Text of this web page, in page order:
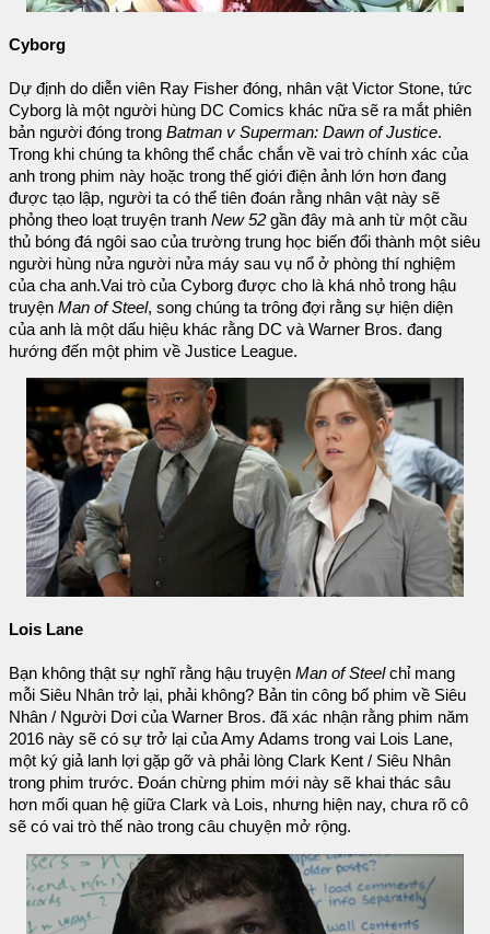
Cyborg
Dự định do diễn viên Ray Fisher đóng, nhân vật Victor Stone, tức
Cyborg là một người hùng DC Comics khác nữa sẽ ra mắt phiên
bản người đóng trong Batman v Superman: Dawn of Justice.
Trong khi chúng ta không thể chắc chắn về vai trò chính xác của
anh trong phim này hoặc trong thế giới điện ảnh lớn hơn đang
được tạo lập, người ta có thể tiên đoán rằng nhân vật này sẽ
phỏng theo loạt truyện tranh New 52 gần đây mà anh từ một cầu
thủ bóng đá ngôi sao của trường trung học biến đổi thành một siêu
người hùng nửa người nửa máy sau vụ nổ ở phòng thí nghiệm
của cha anh.Vai trò của Cyborg được cho là khá nhỏ trong hậu
truyện Man of Steel, song chúng ta trông đợi rằng sự hiện diện
của anh là một dấu hiệu khác rằng DC và Warner Bros. đang
hướng đến một phim về Justice League.
Lois Lane
Bạn không thật sự nghĩ rằng hậu truyện Man of Steelchỉ mang
mỗi Siêu Nhân trở lại, phải không? Bản tin công bố phim về Siêu
Nhân / Người Dơi của Warner Bros. đã xác nhận rằng phim năm
2016 này sẽ có sự trở lại của Amy Adams trong vai Lois Lane,
một ký giả lanh lợi gặp gỡ và phải lòng Clark Kent / Siêu Nhân
trong phim trước. Đoán chừng phim mới này sẽ khai thác sâu
hơn mối quan hệ giữa Clark và Lois, nhưng hiện nay, chưa rõ cô
sẽ có vai trò thế nào trong câu chuyện mở rộng.